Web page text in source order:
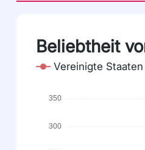
Beliebtheit
Vereinigte Staaten